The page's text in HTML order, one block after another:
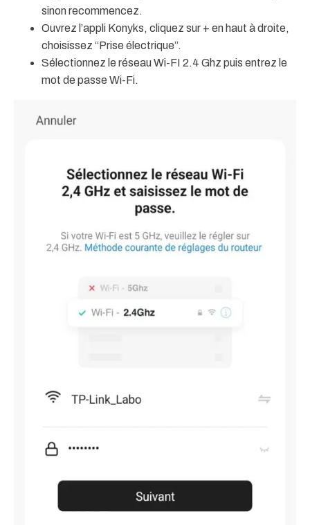
sinon recommencez.
Ouvrez l’appli Konyks, cliquez sur + en haut à droite,
choisissez “Prise électrique”.
Sélectionnez le réseau Wi-FI 2.4 Ghz puis entrez le
mot de passe Wi-Fi.